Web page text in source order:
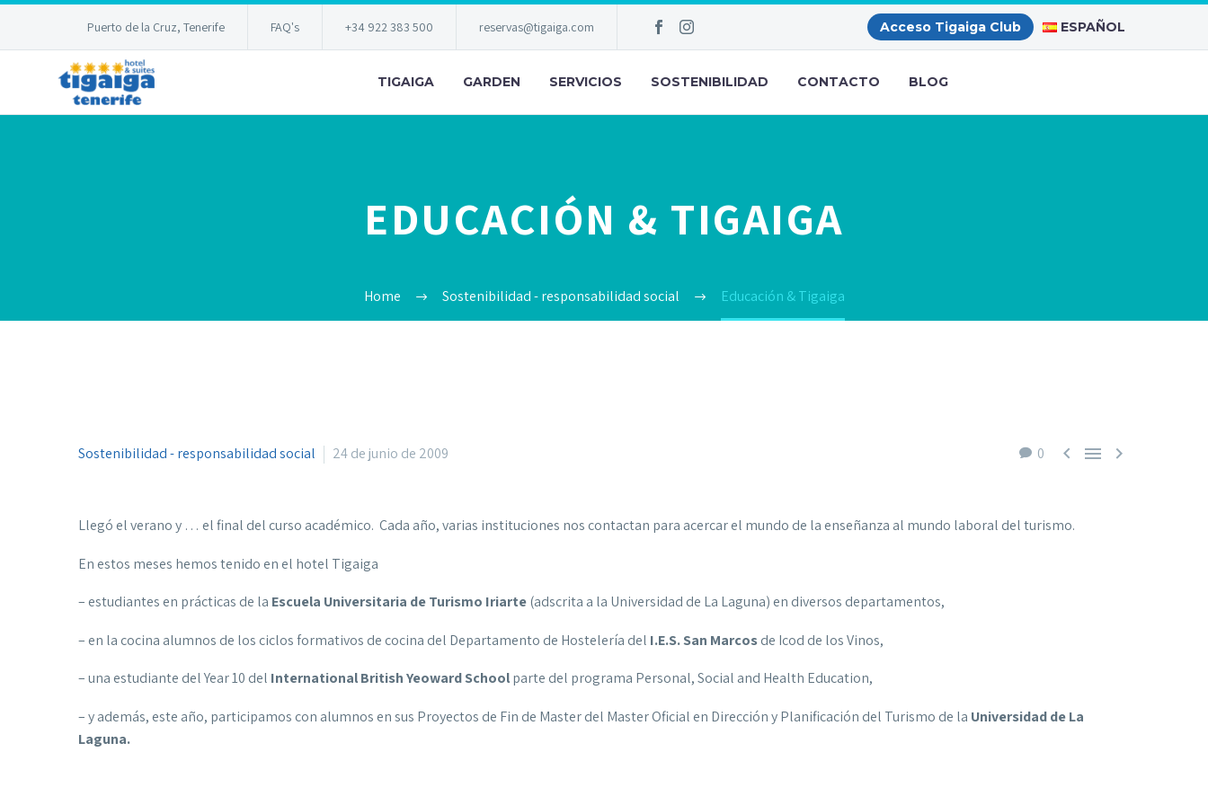
Puerto de la Cruz, Tenerife FAQ's +34 922 383 500 reservas@tigaiga.com Acceso Tigaiga Club ESPAÑOL
TIGAIGA GARDEN SERVICIOS SOSTENIBILIDAD CONTACTO BLOG
EDUCACIÓN & TIGAIGA
Home Sostenibilidad - responsabilidad social Educación & Tigaiga
0   
Sostenibilidad - responsabilidad social 24 de junio de 2009
Llegó el verano y … el final del curso académico. Cada año, varias instituciones nos contactan para acercar el mundo de la enseñanza al mundo laboral del turismo.
En estos meses hemos tenido en el hotel Tigaiga
– estudiantes en prácticas de la Escuela Universitaria de Turismo Iriarte(adscrita a la Universidad de La Laguna) en diversos departamentos,
– en la cocina alumnos de los ciclos formativos de cocina del Departamento de Hostelería del I.E.S. San Marcosde Icod de los Vinos,
– una estudiante del Year 10 del International British Yeoward Schoolparte del programa Personal, Social and Health Education,
– y además, este año, participamos con alumnos en sus Proyectos de Fin de Master del Master Oficial en Dirección y Planificación del Turismo de la Universidad de La
Laguna.